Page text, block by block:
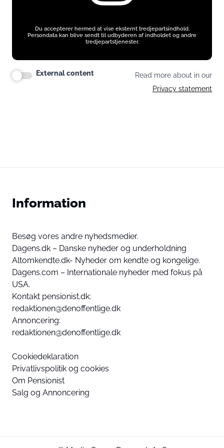
Du accepterer hermed at vise eksternt tredjepartsindhold.
Persondata kan blive sendt til udbyderen af indholdet og andre
tredjepartstjenester.
External content
Read more about in our
Privacy statement
Information
Besøg vores andre nyhedsmedier.
Dagens.dk – Danske nyheder og underholdning
Altomkendte.dk- Nyheder om kendte og kongelige.
Dagens.com – Internationale nyheder med fokus på
USA.
Kontakt pensionist.dk:
redaktionen@denoffentlige.dk
Annoncering:
redaktionen@denoffentlige.dk
Cookiedeklaration
Privatlivspolitik og cookies
Om Pensionist
Salg og Annoncering